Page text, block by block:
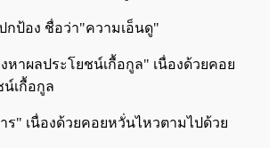
กป้อง ชื่อว่า"ความเอ็นดู"
าผลประโยชน์เกื้อกูล" เนื่องด้วยคอย
เกื้อกูล
ร" เนื่องด้วยคอยหวั่นไหวตามไปด้วย